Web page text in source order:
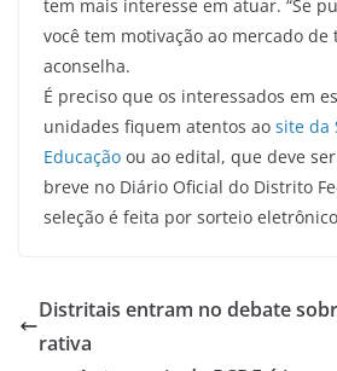
tem mais interesse em atuar. “Se
você tem motivação ao mercado de
aconselha.
É preciso que os interessados em
unidades fiquem atentos ao site da
Educação ou ao edital, que deve
breve no Diário Oficial do Distrito
seleção é feita por sorteio
Distritais entram no debate
rativa